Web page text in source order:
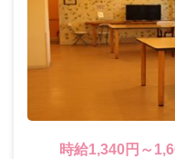
時給1,340円～1,600円 ※資格手当別